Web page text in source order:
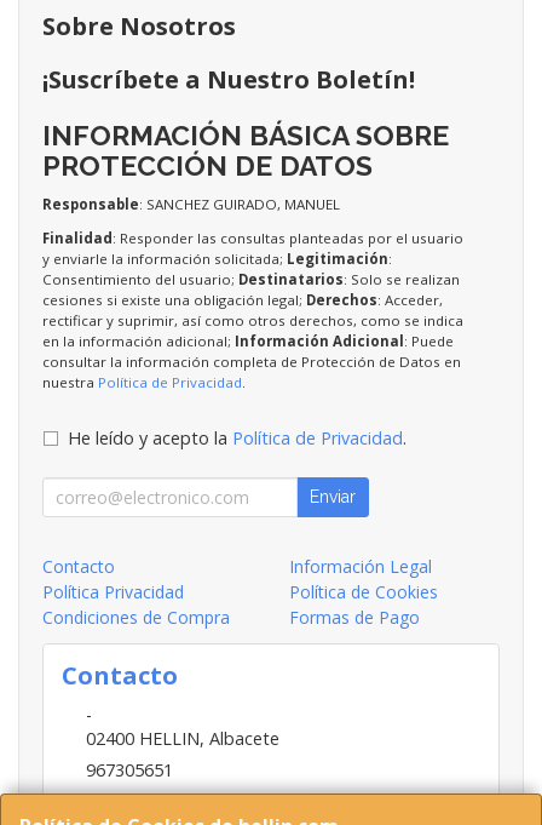
Sobre Nosotros
¡Suscríbete a Nuestro Boletín!
INFORMACIÓN BÁSICA SOBRE
PROTECCIÓN DE DATOS
Responsable: SANCHEZ GUIRADO, MANUEL
Finalidad: Responder las consultas planteadas por el usuario
y enviarle la información solicitada; Legitimación:
Consentimiento del usuario; Destinatarios: Solo se realizan
cesiones si existe una obligación legal; Derechos: Acceder,
rectificar y suprimir, así como otros derechos, como se indica
en la información adicional; Información Adicional: Puede
consultar la información completa de Protección de Datos en
nuestra Política de Privacidad
He leído y acepto la Política de Privacidad.
Enviar
Contacto
Información Legal
Política Privacidad
Política de Cookies
Condiciones de Compra
Formas de Pago
Contacto
-
02400 HELLIN, Albacete
967305651
INFO@HELLIN.COM